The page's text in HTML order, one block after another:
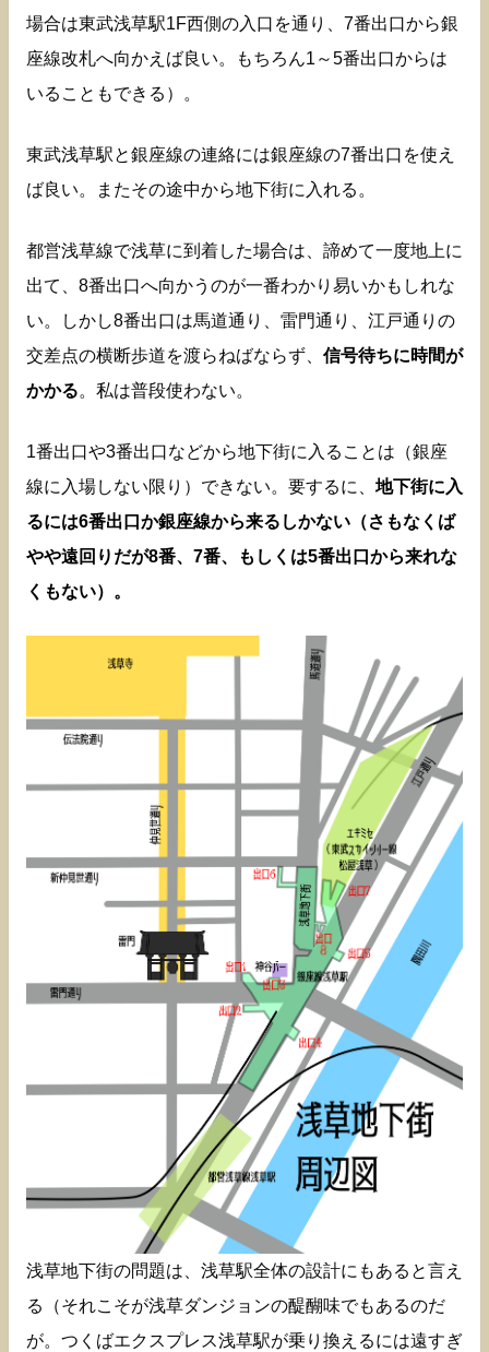
場合は東武浅草駅1F西側の入口を通り、7番出口から銀
座線改札へ向かえば良い。もちろん1～5番出口からは
いることもできる）。
東武浅草駅と銀座線の連絡には銀座線の7番出口を使え
ば良い。またその途中から地下街に入れる。
都営浅草線で浅草に到着した場合は、諦めて一度地上に
出て、8番出口へ向かうのが一番わかり易いかもしれな
い。しかし8番出口は馬道通り、雷門通り、江戸通りの
交差点の横断歩道を渡らねばならず、 信号待ちに時間が
かかる。私は普段使わない。
1番出口や3番出口などから地下街に入ることは（銀座
線に入場しない限り）できない。要するに、 地下街に入
るには6番出口か銀座線から来るしかない（さもなくば
やや遠回りだが8番、7番、もしくは5番出口から来れな
くもない）。
浅草地下街の問題は、浅草駅全体の設計にもあると言え
る（それこそが浅草ダンジョンの醍醐味でもあるのだ
が。つくばエクスプレス浅草駅が乗り換えるには遠すぎ